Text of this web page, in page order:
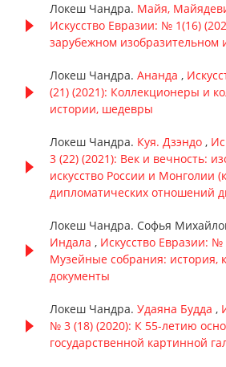
Локеш Чандра. Майя,
Искусство Евразии: № 1(16)
зарубежном изобразительном
Локеш Чандра. Ананда ,
(21) (2021): Коллекционеры и
истории, шедевры
Локеш Чандра. Куя. Дзэндо ,
3 (22) (2021): Век и вечность:
искусство России и Монголии
дипломатических отношений
Локеш Чандра. Софья
Индала , Искусство Евразии: №
Музейные собрания: история,
документы
Локеш Чандра. Удаяна Будда ,
№ 3 (18) (2020): К 55-летию
государственной картинной